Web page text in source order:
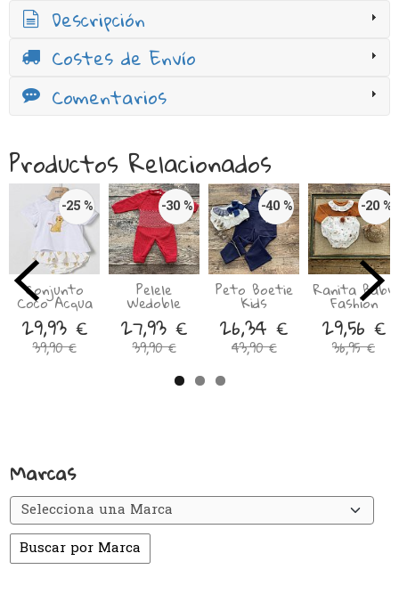
Marcas
Descripción
Costes de Envío
Comentarios
Productos Relacionados
-25 %
Conjunto
Coco Acqua
29,93 €
39,90 €
-30 %
Pelele
Wedoble
27,93 €
39,90 €
-40 %
Peto Boetie
Kids
26,34 €
43,90 €
-20 %
Ranita Baby
Fashion
29,56 €
36,95 €